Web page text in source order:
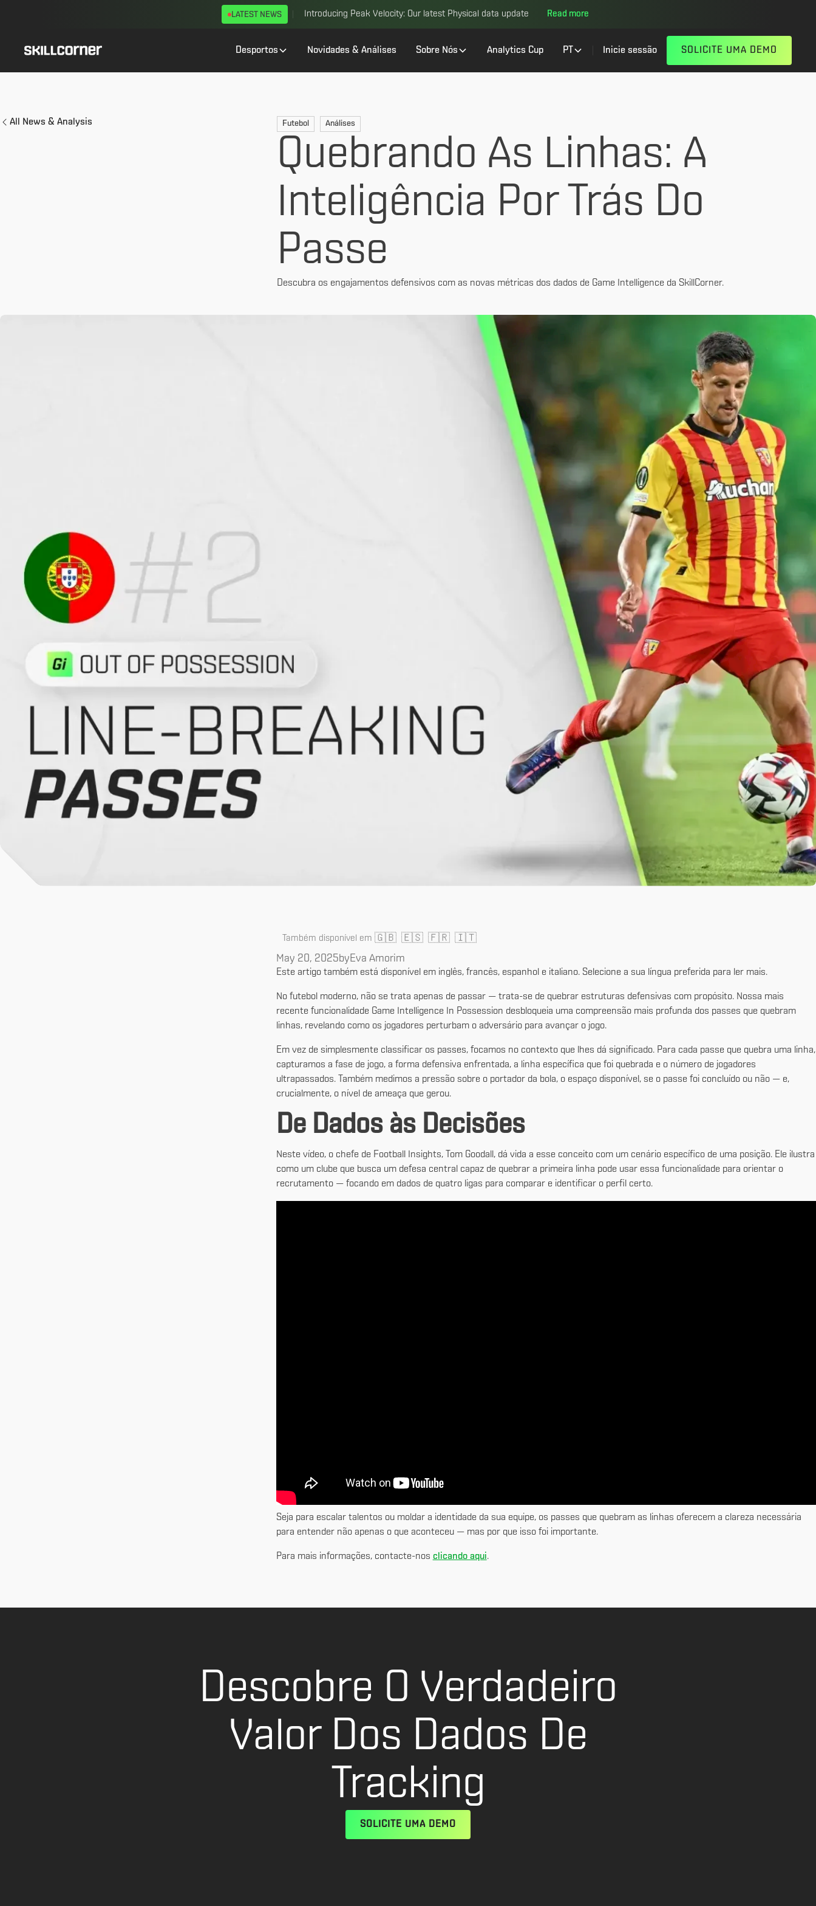
Introducing Peak Velocity: Our latest Physical data update Read more
LATEST NEWS
Desportos Novidades & Análises Sobre Nós Analytics Cup PT Inicie sessão SOLICITE UMA DEMO
All News & Analysis Futebol Análises
Quebrando As Linhas: A
Inteligência Por Trás Do
Passe
Descubra os engajamentos defensivos com as novas métricas dos dados de Game Intelligence da SkillCorner.
Também disponível em 🇬🇧 🇪🇸 🇫🇷 🇮🇹
May 20, 2025byEva Amorim
Este artigo também está disponível em inglês, francês, espanhol e italiano. Selecione a sua língua preferida para ler mais.
No futebol moderno, não se trata apenas de passar — trata-se de quebrar estruturas defensivas com propósito. Nossa mais
recente funcionalidade Game Intelligence In Possession desbloqueia uma compreensão mais profunda dos passes que quebram
linhas, revelando como os jogadores perturbam o adversário para avançar o jogo.
Em vez de simplesmente classificar os passes, focamos no contexto que lhes dá significado. Para cada passe que quebra uma linha,
capturamos a fase de jogo, a forma defensiva enfrentada, a linha específica que foi quebrada e o número de jogadores
ultrapassados. Também medimos a pressão sobre o portador da bola, o espaço disponível, se o passe foi concluído ou não — e,
crucialmente, o nível de ameaça que gerou.
De Dados às Decisões
Neste vídeo, o chefe de Football Insights, Tom Goodall, dá vida a esse conceito com um cenário específico de uma posição. Ele ilustra
como um clube que busca um defesa central capaz de quebrar a primeira linha pode usar essa funcionalidade para orientar o
recrutamento — focando em dados de quatro ligas para comparar e identificar o perfil certo.
Seja para escalar talentos ou moldar a identidade da sua equipe, os passes que quebram as linhas oferecem a clareza necessária
para entender não apenas o que aconteceu — mas por que isso foi importante.
Para mais informações, contacte-nos clicando aqui.
Descobre O Verdadeiro
Valor Dos Dados De
Tracking
SOLICITE UMA DEMO